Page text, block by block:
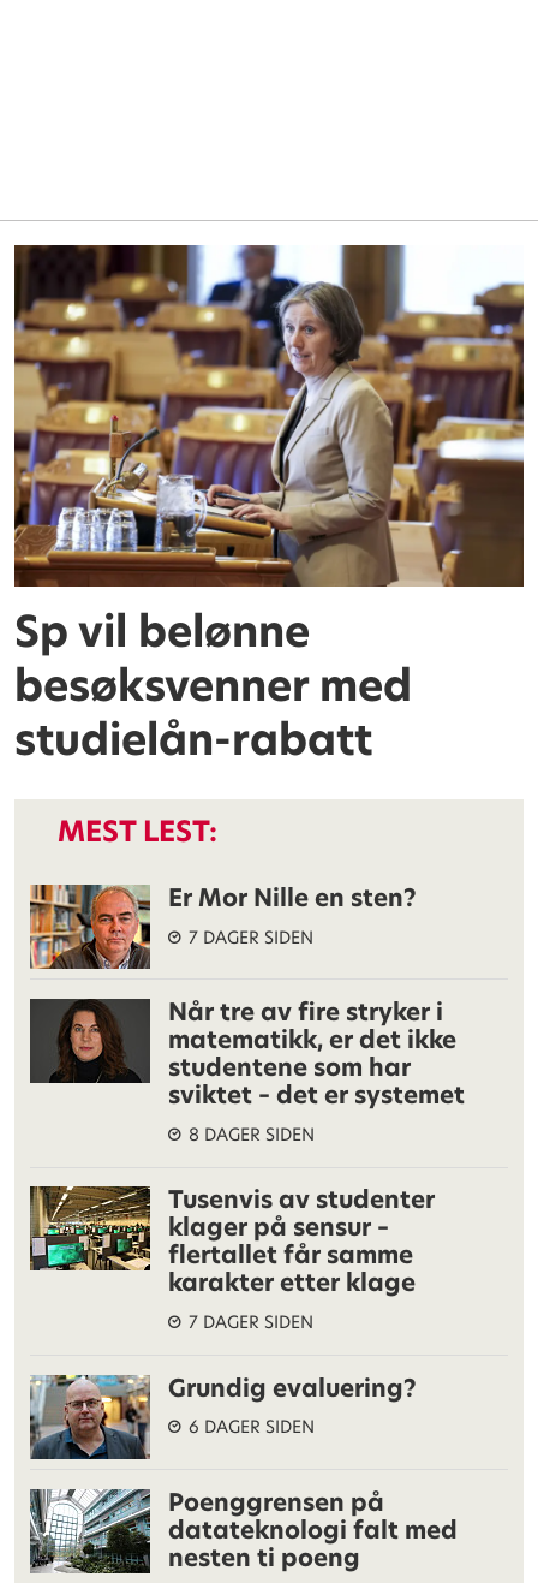
Sp vil belønne
besøksvenner med
studielån-rabatt
MEST LEST:
Er Mor Nille en sten?
7 DAGER SIDEN
Når tre av fire stryker i
matematikk, er det ikke
studentene som har
sviktet – det er systemet
8 DAGER SIDEN
Tusenvis av studenter
klager på sensur –
flertallet får samme
karakter etter klage
7 DAGER SIDEN
Grundig evaluering?
6 DAGER SIDEN
Poenggrensen på
datateknologi falt med
nesten ti poeng